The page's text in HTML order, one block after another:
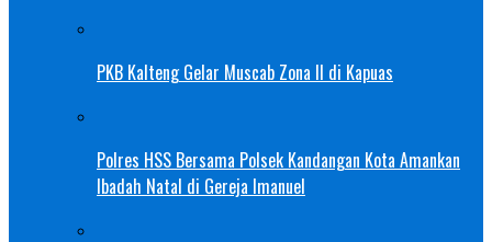
PKB Kalteng Gelar Muscab Zona II di Kapuas
Polres HSS Bersama Polsek Kandangan Kota Amankan
Ibadah Natal di Gereja Imanuel